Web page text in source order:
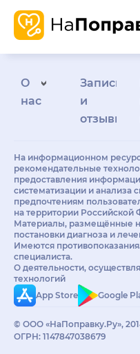
О
нас
Запись
и
отзывы
На информационном
рекомендательные
предоставления
систематизации и анализа
предпочтениям
на территории Российской
Материалы, размещённые
постановки диагноза и
Имеются
специалиста.
О деятельности,
технологий
App Store
Google
© ООО «НаПоправку.Ру»,
ОГРН: 1147847038679